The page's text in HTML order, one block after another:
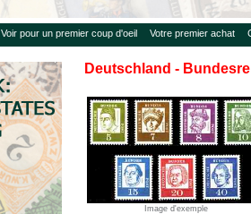
Voir pour un premier coup d'oeil Votre premier achat
Deutschland -
Image d'exemple